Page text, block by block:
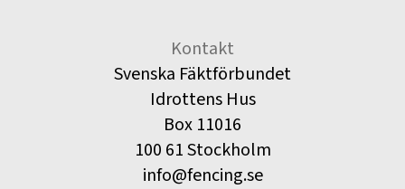
Kontakt
Svenska Fäktförbundet
Idrottens Hus
Box 11016
100 61 Stockholm
info@fencing.se